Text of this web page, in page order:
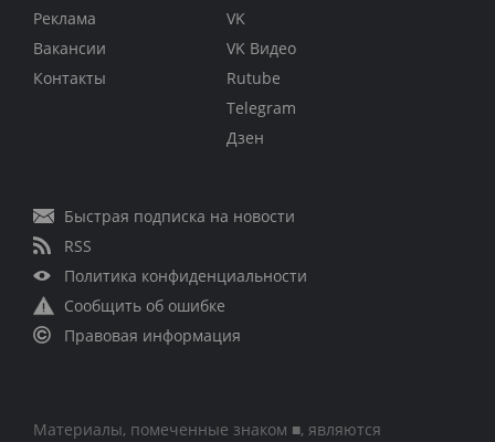
Реклама
Вакансии
Контакты
VK
VK Видео
Rutube
Telegram
Дзен
Быстрая подписка на новости
RSS
Политика конфиденциальности
Сообщить об ошибке
Правовая информация
Материалы, помеченные знаком ■, являются